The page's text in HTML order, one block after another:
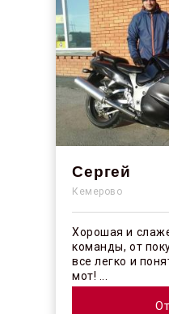
Сергей
Кемерово
Хорошая и
команды, от
все легко и
мот! ...